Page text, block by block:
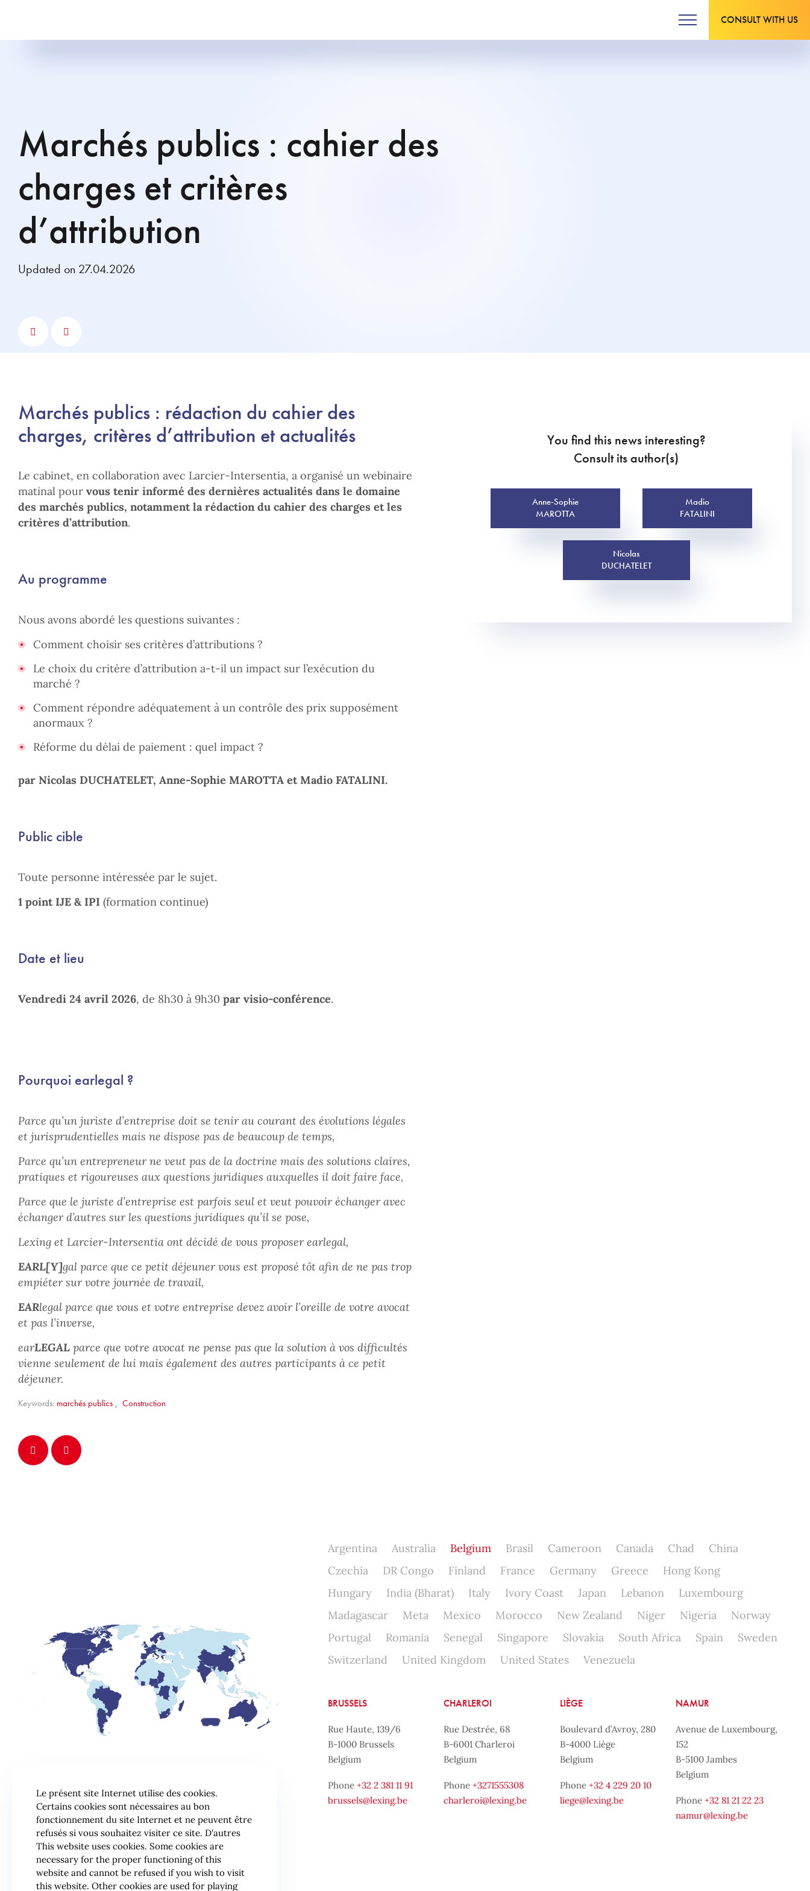
CONSULT WITH US
Marchés publics : cahier des
charges et critères
d’attribution
Updated on 27.04.2026
Marchés publics : rédaction du cahier des
charges, critères d’attribution et actualités
Le cabinet, en collaboration avec Larcier-Intersentia, a organisé un webinaire
matinal pour vous tenir informé des dernières actualités dans le domaine
des marchés publics, notamment la rédaction du cahier des charges et les
critères d’attribution.
Au programme
Nous avons abordé les questions suivantes :
Comment choisir ses critères d’attributions ?
Le choix du critère d’attribution a-t-il un impact sur l’exécution du
marché ?
Comment répondre adéquatement à un contrôle des prix supposément
anormaux ?
Réforme du délai de paiement : quel impact ?
par Nicolas DUCHATELET, Anne-Sophie MAROTTA et Madio FATALINI.
Public cible
Toute personne intéressée par le sujet.
1 point IJE & IPI (formation continue)
Date et lieu
Vendredi 24 avril 2026, de 8h30 à 9h30 par visio-conférence.
Pourquoi earlegal ?
Parce qu’un juriste d’entreprise doit se tenir au courant des évolutions légales
et jurisprudentielles mais ne dispose pas de beaucoup de temps,
Parce qu’un entrepreneur ne veut pas de la doctrine mais des solutions claires,
pratiques et rigoureuses aux questions juridiques auxquelles il doit faire face,
Parce que le juriste d’entreprise est parfois seul et veut pouvoir échanger avec
échanger d’autres sur les questions juridiques qu’il se pose,
Lexing et Larcier-Intersentia ont décidé de vous proposer earlegal,
EARL[Y]gal parce que ce petit déjeuner vous est proposé tôt afin de ne pas trop
empiéter sur votre journée de travail,
EARlegal parce que vous et votre entreprise devez avoir l’oreille de votre avocat
et pas l’inverse,
earLEGAL parce que votre avocat ne pense pas que la solution à vos difficultés
vienne seulement de lui mais également des autres participants à ce petit
déjeuner.
Keywords: marchés publics , Construction
You find this news interesting?
Consult its author(s)
Anne-Sophie
MAROTTA
Madio
FATALINI
Nicolas
DUCHATELET
Argentina Australia Belgium Brasil Cameroon Canada Chad
China
Czechia
DR Congo Finland France Germany Greece
Hong Kong
Hungary
India (Bharat) Italy Ivory Coast Japan Lebanon
Luxembourg
Madagascar
Meta Mexico Morocco New Zealand Niger Nigeria
Norway
Portugal
Romania Senegal Singapore Slovakia South Africa Spain
Sweden
Switzerland
United Kingdom United States Venezuela
BRUSSELS
Rue Haute, 139/6
B-1000 Brussels
Belgium
Phone +32 2 381 11 91
brussels@lexing.be
CHARLEROI
Rue Destrée, 68
B-6001 Charleroi
Belgium
Phone+3271555308
charleroi@lexing.be
LIÈGE
Boulevard d’Avroy, 280
B-4000 Liège
Belgium
Phone +32 4 229 20 10
liege@lexing.be
NAMUR
Avenue de Luxembourg,
152
B-5100 Jambes
Belgium
Phone+32 81 21 22 23
namur@lexing.be
Le présent site Internet utilise des cookies.
Certains cookies sont nécessaires au bon
fonctionnement du site Internet et ne peuvent être
refusés si vous souhaitez visiter ce site. D'autres
This website uses cookies. Some cookies are
necessary for the proper functioning of this
website and cannot be refused if you wish to visit
this website. Other cookies are used for playing